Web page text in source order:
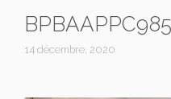
14 décembre, 2020